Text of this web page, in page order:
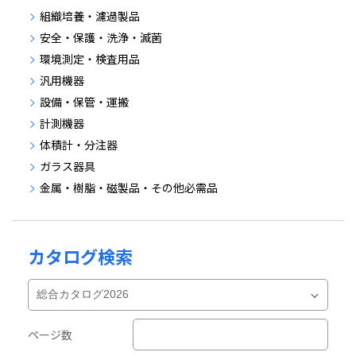
組織培養・濾過製品
安全・保護・洗浄・滅菌
環境測定・検査用品
汎用機器
設備・保管・運搬
計測機器
体積計・分注器
ガラス器具
金属・樹脂・磁製品・その他必需品
カタログ検索
ページ数